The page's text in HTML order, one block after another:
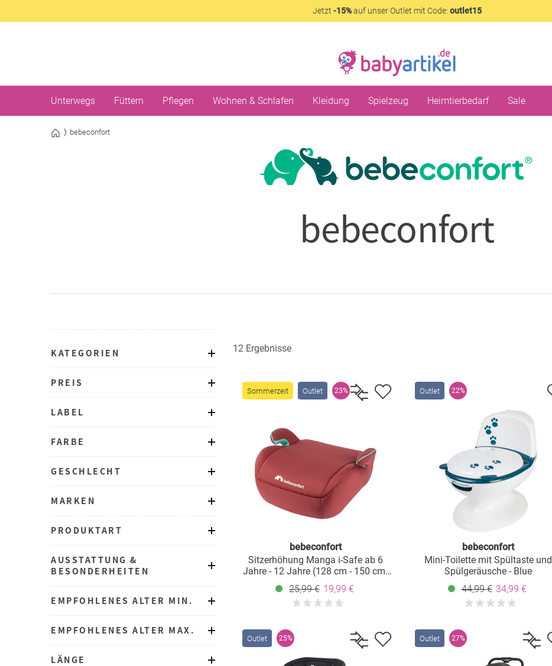
Jetzt -15%auf unser Outlet mit Code: outlet15
Unterwegs Füttern Pflegen Wohnen & Schlafen Kleidung Spielzeug Heimtierbedarf Sale
bebeconfort
bebeconfort
KATEGORIEN
PREIS
LABEL
FARBE
GESCHLECHT
MARKEN
PRODUKTART
AUSSTATTUNG &
BESONDERHEITEN
EMPFOHLENES ALTER MIN.
EMPFOHLENES ALTER MAX.
LÄNGE
12 Ergebnisse
Sommerzeit Outlet 23%
bebeconfort
Sitzerhöhung Manga i-Safe ab 6
Jahre - 12 Jahre (128 cm - 150 cm)
für die Fahrzeuggurtbefestigung - Full
Sunset
25,99 € 19,99 €
Outlet 22%
bebeconfort
Mini-Toilette mit Spültaste und
Spülgeräusche - Blue
44,99 € 34,99 €
Outlet 25% Outlet 27%